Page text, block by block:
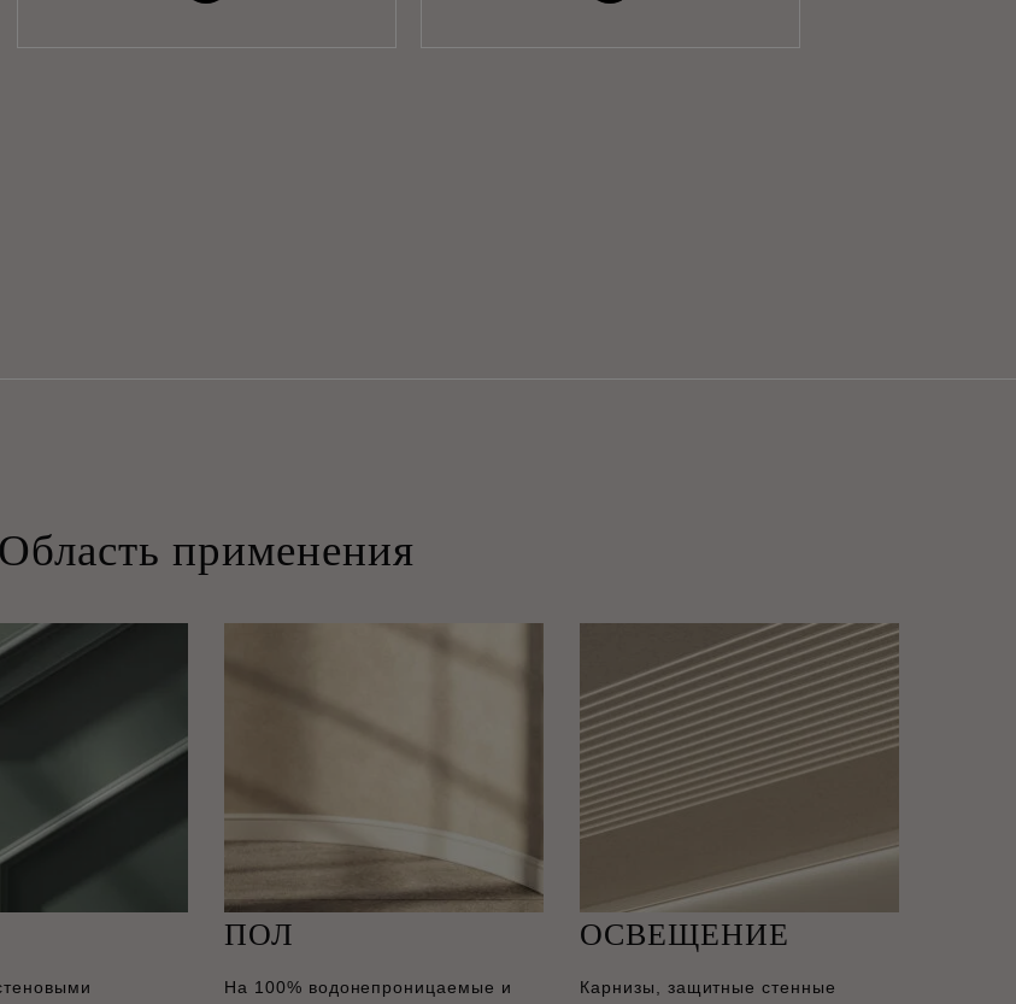
Область применения
ПОЛ
На 100% водонепроницаемые и
ОСВЕЩЕНИЕ
Карнизы, защитные стенные